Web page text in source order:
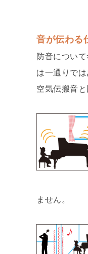
音が伝わる
防音につい
は一通りで
空気伝搬音
ません。